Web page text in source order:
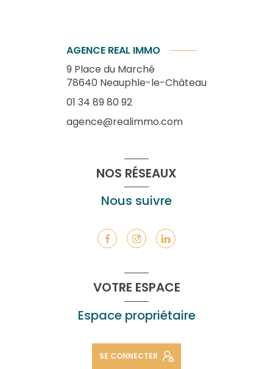
AGENCE REAL IMMO
9 Place du Marché
78640 Neauphle-le-Château
01 34 89 80 92
agence@realimmo.com
NOS RÉSEAUX
Nous suivre
VOTRE ESPACE
Espace propriétaire
SE CONNECTER